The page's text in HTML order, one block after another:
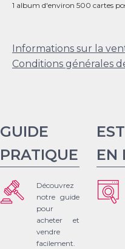
1 album d'environ 500 cartes
Informations sur la
Conditions générales
GUIDE
PRATIQUE
Découvrez
notre guide
pour
acheter et
vendre
facilement.
EN